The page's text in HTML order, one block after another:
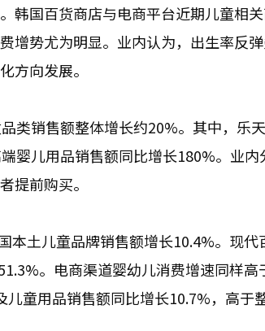
韩国百货商店与电商平台近期儿童相
增势尤为明显。业内认为，出生率反
方向发展。
类销售额整体增长约20%。其中，乐
婴儿用品销售额同比增长180%。业内
提前购买。
本土儿童品牌销售额增长10.4%。现代
。电商渠道婴幼儿消费增速同样高
童用品销售额同比增长10.7%，高于